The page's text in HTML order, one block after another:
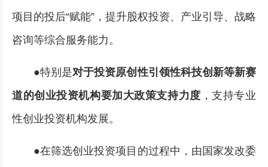
项目的投后“赋能”，提升股权投资、产业引导、战略
咨询等综合服务能力。
●特别是对于投资原创性引领性科技创新等新赛
道的创业投资机构要加大政策支持力度 ，支持专业
性创业投资机构发展。
●在筛选创业投资项目的过程中，由国家发改委